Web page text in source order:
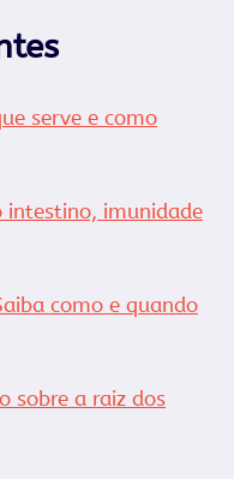
serve e como
intestino, imunidade
como e quando
sobre a raiz dos